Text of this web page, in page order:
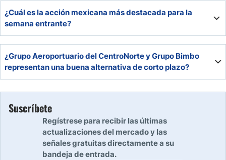
¿Cuál es la acción mexicana más destacada para la
semana entrante?
mantiene estatus de compra fuerte semanal, su valoración
es relativamente razonable y posee un potencial de
acciones mexicanas con menor corrección relativa en la
coyuntura bélica actual.
¿Grupo Aeroportuario del CentroNorte y Grupo Bimbo
representan una buena alternativa de corto plazo?
A muy corto plazo, no. Es preciso esperar a ver cómo
evoluciona el cuadro geopolítico y su incidencia en la
bolsa mexicana. Ambas acciones reflejan un estatus
semanal neutral.
Suscríbete
Regístrese para recibir las últimas
actualizaciones del mercado y las
señales gratuitas directamente a su
bandeja de entrada.